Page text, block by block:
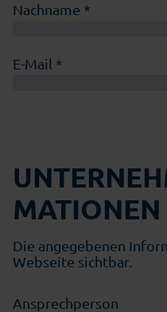
Nachname *
E-Mail *
MATIONEN
Die angegebenen
Webseite sichtbar.
Ansprechperson